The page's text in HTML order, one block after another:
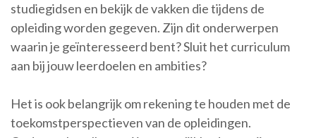
studiegidsen en bekijk de vakken die tijdens de
opleiding worden gegeven. Zijn dit onderwerpen
waarin je geïnteresseerd bent? Sluit het curriculum
aan bij jouw leerdoelen en ambities?
Het is ook belangrijk om rekening te houden met de
toekomstperspectieven van de opleidingen.